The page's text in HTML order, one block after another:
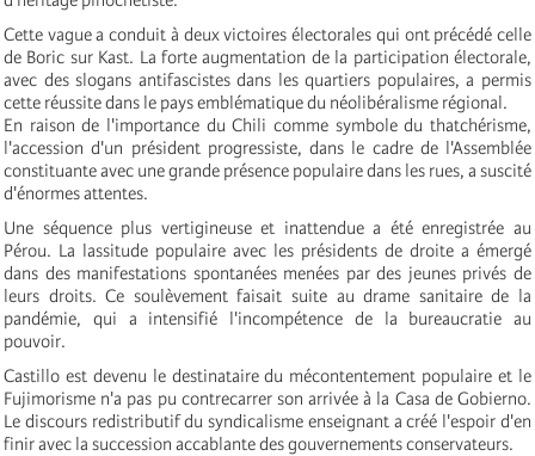
Cette vague a conduit à deux victoires électorales qui ont précédé celle
de Boric sur Kast. La forte augmentation de la participation électorale,
avec des slogans antifascistes dans les quartiers populaires, a permis
cette réussite dans le pays emblématique du néolibéralisme régional.
En raison de l'importance du Chili comme symbole du thatchérisme,
l'accession d'un président progressiste, dans le cadre de l'Assemblée
constituante avec une grande présence populaire dans les rues, a suscité
d'énormes attentes.
Une séquence plus vertigineuse et inattendue a été enregistrée au
Pérou. La lassitude populaire avec les présidents de droite a émergé
dans des manifestations spontanées menées par des jeunes privés de
leurs droits. Ce soulèvement faisait suite au drame sanitaire de la
pandémie, qui a intensifié l'incompétence de la bureaucratie au
pouvoir.
Castillo est devenu le destinataire du mécontentement populaire et le
Fujimorisme n'a pas pu contrecarrer son arrivée à la Casa de Gobierno.
Le discours redistributif du syndicalisme enseignant a créé l'espoir d'en
finir avec la succession accablante des gouvernements conservateurs.